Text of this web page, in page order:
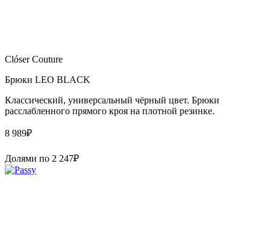
Clóser Couture
Брюки LEO BLACK
Классический, универсальный чёрный цвет. Брюки
расслабленного прямого кроя на плотной резинке.
8 989₽
Долями по 2 247₽